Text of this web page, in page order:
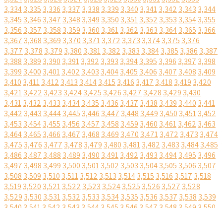
3,3343,335 3,336 3,337 3,338 3,339 3,340 3,3413,342 3,343 3,344
3,345 3,346 3,347 3,348 3,349 3,350 3,3513,352 3,353 3,3543,355
3,356 3,357 3,358 3,359 3,360 3,3613,362 3,363 3,3643,365 3,366
3,367 3,368 3,369 3,370 3,3713,372 3,373 3,3743,375 3,376
3,377 3,378 3,379 3,380 3,3813,382 3,383 3,3843,385 3,386 3,387
3,388 3,389 3,390 3,3913,392 3,393 3,3943,395 3,396 3,397 3,398
3,399 3,400 3,4013,402 3,403 3,4043,405 3,406 3,407 3,408 3,409
3,410 3,4113,412 3,413 3,4143,415 3,416 3,417 3,418 3,419 3,420
3,4213,422 3,423 3,4243,425 3,426 3,427 3,428 3,429 3,430
3,4313,432 3,433 3,4343,435 3,436 3,437 3,438 3,439 3,440 3,441
3,442 3,443 3,4443,445 3,446 3,447 3,448 3,449 3,450 3,4513,452
3,453 3,4543,455 3,456 3,457 3,458 3,459 3,460 3,4613,462 3,463
3,4643,465 3,466 3,467 3,468 3,469 3,470 3,4713,472 3,473 3,474
3,475 3,476 3,477 3,478 3,479 3,480 3,4813,482 3,483 3,4843,485
3,486 3,487 3,488 3,489 3,490 3,4913,492 3,493 3,4943,495 3,496
3,497 3,498 3,499 3,500 3,5013,502 3,503 3,5043,505 3,506 3,507
3,508 3,509 3,510 3,5113,512 3,513 3,5143,515 3,516 3,517 3,518
3,519 3,520 3,5213,522 3,523 3,5243,525 3,526 3,527 3,528
3,529 3,530 3,5313,532 3,533 3,5343,535 3,536 3,537 3,538 3,539